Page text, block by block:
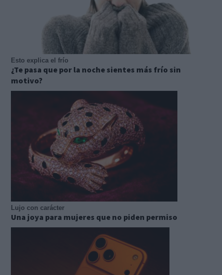
Esto explica el frío
¿Te pasa que por la noche sientes más frío sin
motivo?
Lujo con carácter
Una joya para mujeres que no piden permiso